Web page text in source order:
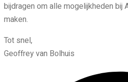
bijdragen om alle mogelijkheden bij
maken.
Tot snel,
Geoffrey van Bolhuis